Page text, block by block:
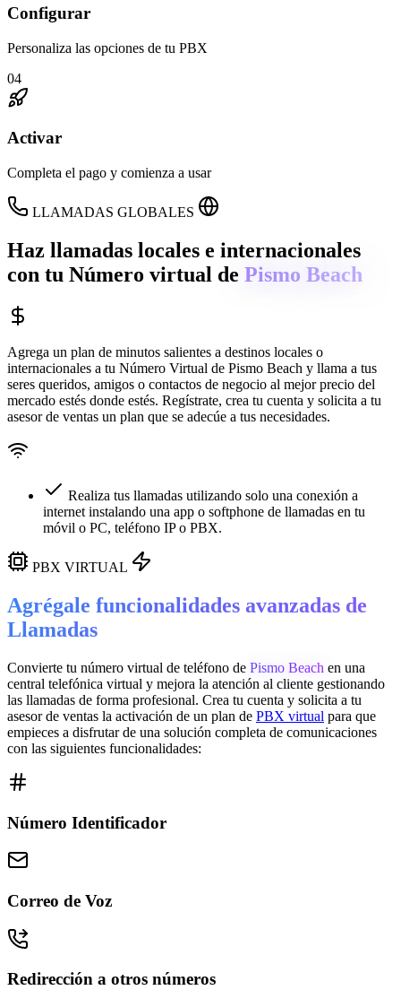
Configurar
Personaliza las opciones de tu PBX
04
Activar
Completa el pago y comienza a usar
LLAMADAS GLOBALES
Haz llamadas locales e internacionales
con tu Número virtual de Pismo Beach
Agrega un plan de minutos salientes a destinos locales o
internacionales a tu Número Virtual de Pismo Beach y llama a tus
seres queridos, amigos o contactos de negocio al mejor precio del
mercado estés donde estés. Regístrate, crea tu cuenta y solicita a tu
asesor de ventas un plan que se adecúe a tus necesidades.
Realiza tus llamadas utilizando solo una conexión a
internet instalando una app o softphone de llamadas en tu
móvil o PC, teléfono IP o PBX.
PBX VIRTUAL
Agrégale funcionalidades avanzadas de
Llamadas
Convierte tu número virtual de teléfono de Pismo Beach en una
central telefónica virtual y mejora la atención al cliente gestionando
las llamadas de forma profesional. Crea tu cuenta y solicita a tu
asesor de ventas la activación de un plan de PBX virtual para que
empieces a disfrutar de una solución completa de comunicaciones
con las siguientes funcionalidades:
Número Identificador
Correo de Voz
Redirección a otros números